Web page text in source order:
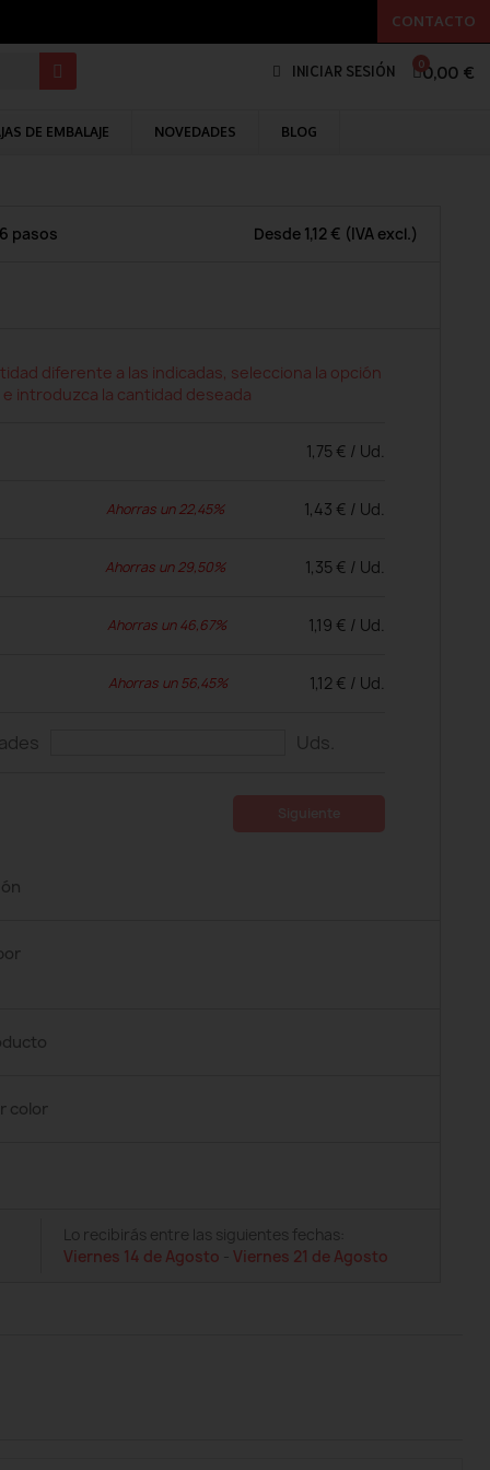
CONTACTO
INICIAR SESIÓN 0,00 €
DE EMBALAJE NOVEDADES BLOG
pasos Desde 1,12 € (IVA excl.)
diferente a las indicadas, selecciona la opción
introduzca la cantidad deseada
1,75 € / Ud.
Ahorras un 22,45% 1,43 € / Ud.
Ahorras un 29,50% 1,35 € / Ud.
Ahorras un 46,67% 1,19 € / Ud.
Ahorras un 56,45% 1,12 € / Ud.
Uds.
color
Lo recibirás entre las siguientes fechas:
Viernes 14 de Agosto - Viernes 21 de Agosto